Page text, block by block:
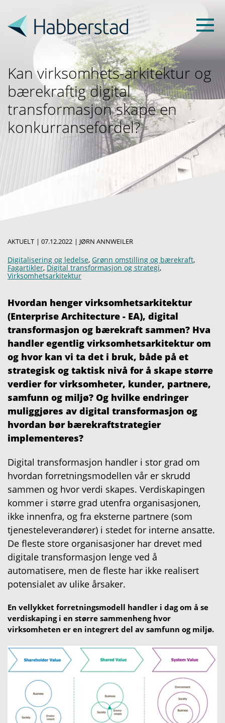
Kan virksomhets-arkitektur og
bærekraftig digital
transformasjon skape en
konkurransefordel?
AKTUELT | 07.12.2022 | JØRN ANNWEILER
Digitalisering og ledelse, Grønn omstilling og bærekraft,
Fagartikler, Digital transformasjon og strategi,
Virksomhetsarkitektur
Hvordan henger virksomhetsarkitektur
(Enterprise Architecture - EA), digital
transformasjon og bærekraft sammen? Hva
handler egentlig virksomhetsarkitektur om
og hvor kan vi ta det i bruk, både på et
strategisk og taktisk nivå for å skape større
verdier for virksomheter, kunder, partnere,
samfunn og miljø? Og hvilke endringer
muliggjøres av digital transformasjon og
hvordan bør bærekraftstrategier
implementeres?
Digital transformasjon handler i stor grad om
hvordan forretningsmodellen vår er skrudd
sammen og hvor verdi skapes. Verdiskapingen
kommer i større grad utenfra organisasjonen,
ikke innenfra, og fra eksterne partnere (som
tjenesteleverandører) i stedet for interne ansatte.
De fleste store organisasjoner har drevet med
digitale transformasjon lenge ved å
automatisere, men de fleste har ikke realisert
potensialet av ulike årsaker.
En vellykket forretningsmodell handler i dag om å se
verdiskaping i en større sammenheng hvor
virksomheten er en integrert del av samfunn og miljø.